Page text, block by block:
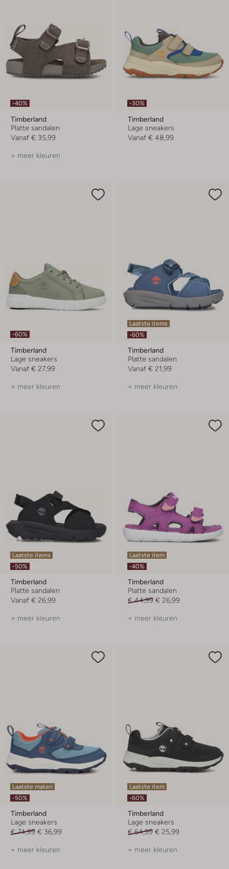
-40%
Timberland
Platte sandalen
Vanaf € 35,99
+ meer kleuren
-30%
Timberland
Lage sneakers
Vanaf € 48,99
-60%
Timberland
Lage sneakers
Vanaf € 27,99
+ meer kleuren
Laatste items
-60%
Timberland
Platte sandalen
Vanaf € 21,99
+ meer kleuren
Laatste items
-50%
Timberland
Platte sandalen
Vanaf € 26,99
+ meer kleuren
Laatste item
-40%
Timberland
Platte sandalen
€ 44,99 € 26,99
+ meer kleuren
Laatste maten
-50%
Timberland
Lage sneakers
€ 74,99 € 36,99
+ meer kleuren
Laatste item
-60%
Timberland
Lage sneakers
€ 64,99 € 25,99
+ meer kleuren